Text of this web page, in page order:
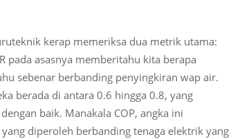
kerap memeriksa dua metrik utama:
pada asasnya memberitahu kita berapa
sebenar berbanding penyingkiran wap air.
berada di antara 0.6 hingga 0.8, yang
baik. Manakala COP, angka ini
diperoleh berbanding tenaga elektrik yang